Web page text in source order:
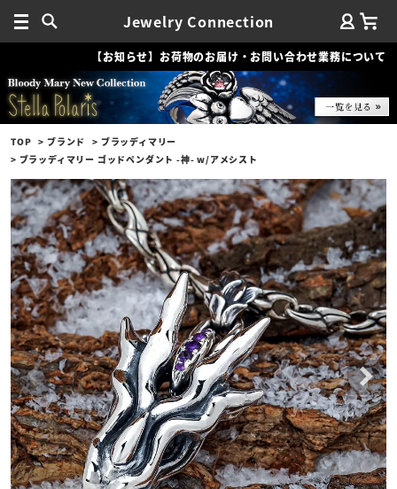
Jewelry Connection
【お知らせ】お荷物のお届け・お問い合わせ業務について
TOP ブランド
ブラッディマリー
ブラッディマリー ゴッドペンダント -神- w/アメシスト